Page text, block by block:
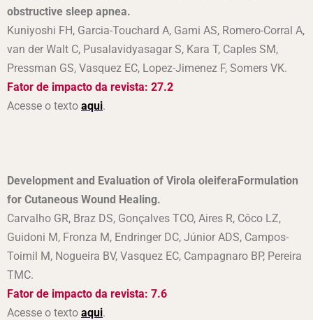
obstructive sleep apnea.
Kuniyoshi FH, Garcia-Touchard A, Gami AS, Romero-Corral A,
van der Walt C, Pusalavidyasagar S, Kara T, Caples SM,
Pressman GS, Vasquez EC, Lopez-Jimenez F, Somers VK.
Fator de impacto da revista: 27.2
Acesse o texto aqui.
Development and Evaluation of Virola oleiferaFormulation
for Cutaneous Wound Healing.
Carvalho GR, Braz DS, Gonçalves TCO, Aires R, Côco LZ,
Guidoni M, Fronza M, Endringer DC, Júnior ADS, Campos-
Toimil M, Nogueira BV, Vasquez EC, Campagnaro BP, Pereira
TMC.
Fator de impacto da revista: 7.6
Acesse o texto aqui.